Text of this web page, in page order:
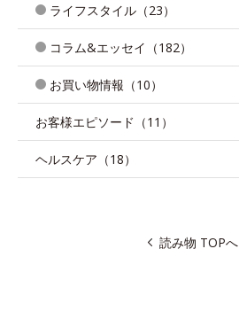
ライフスタイル（23）
コラム&エッセイ（182）
お買い物情報（10）
お客様エピソード（11）
ヘルスケア（18）
読み物 TOPへ